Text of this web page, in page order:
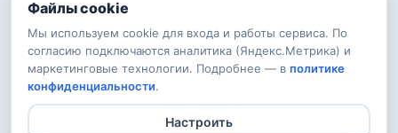
Файлы cookie
Мы используем cookie для входа и работы сервиса. По
согласию подключаются аналитика (Яндекс.Метрика) и
маркетинговые технологии. Подробнее — в политике
конфиденциальности.
Настроить